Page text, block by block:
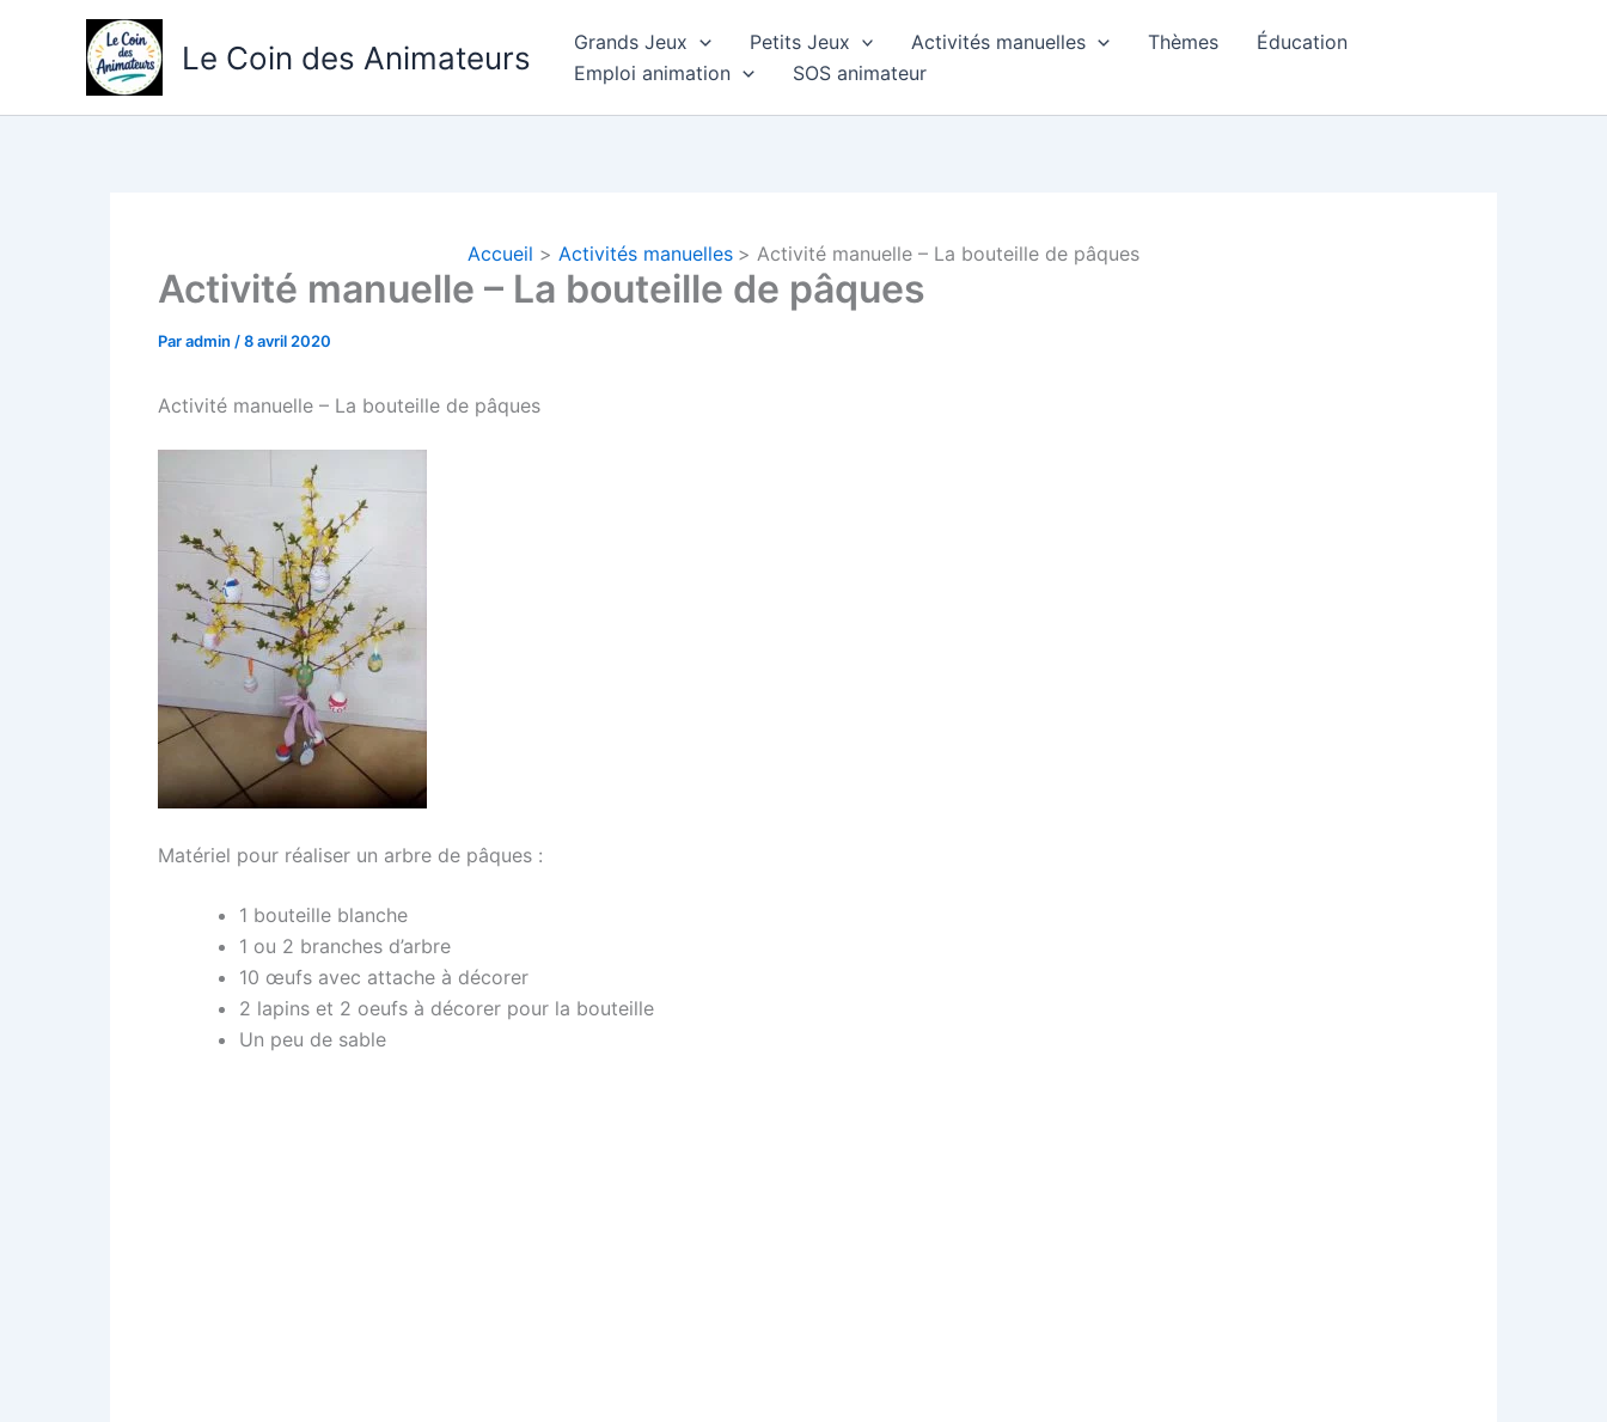
Le Coin des Animateurs Grands Jeux Petits Jeux Activités manuelles Thèmes
Éducation
Emploi animation
SOS animateur
Accueil Activités manuelles Activité manuelle – La bouteille de pâques
Activité manuelle – La bouteille de pâques
Paradmin /8 avril 2020
Activité manuelle – La bouteille de pâques
Matériel pour réaliser un arbre de pâques :
1 bouteille blanche
1 ou 2 branches d’arbre
10 œufs avec attache à décorer
2 lapins et 2 oeufs à décorer pour la bouteille
Un peu de sable